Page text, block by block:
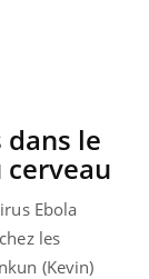
le
Ebola
les
(Kevin)